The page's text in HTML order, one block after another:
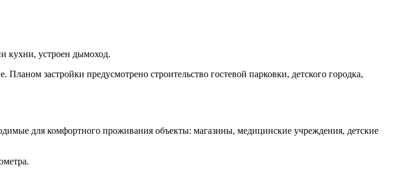
кухни, устроен дымоход.
застройки предусмотрено строительство гостевой парковки, детского городка,
для комфортного проживания объекты: магазины, медицинские учреждения, детские